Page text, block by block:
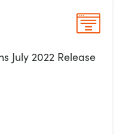
July 2022 Release